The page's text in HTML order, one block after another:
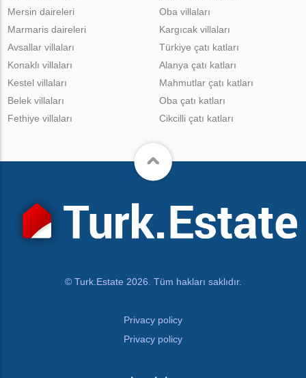
Mersin daireleri
Marmaris daireleri
Oba villaları
Kargıcak villaları
Avsallar villaları
Konaklı villaları
Kestel villaları
Belek villaları
Fethiye villaları
Türkiye çatı katları
Alanya çatı katları
Mahmutlar çatı katları
Oba çatı katları
Cikcilli çatı katları
© Turk.Estate 2026. Tüm hakları saklıdır.
Privacy policy
Privacy policy